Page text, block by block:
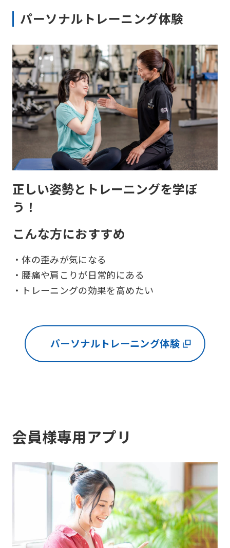
パーソナルトレーニング体験
正しい姿勢とトレーニングを学ぼ
う！
こんな方におすすめ
・体の歪みが気になる
・腰痛や肩こりが日常的にある
・トレーニングの効果を高めたい
パーソナルトレーニング体験
会員様専用アプリ